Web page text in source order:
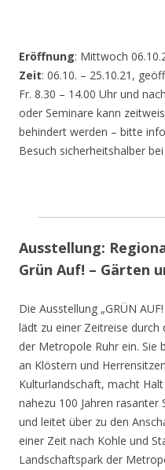
Eröffnung: Mittwoch
Zeit: 06.10. – 25.10.21,
Fr. 8.30 – 14.00 Uhr und
oder Seminare kann
behindert werden – bitte
Besuch sicherheitshalber
Ausstellung:
Grün Auf! – Gärten
Die Ausstellung „GRÜN
lädt zu einer Zeitreise durch
der Metropole Ruhr ein. Sie
an Klöstern und
Kulturlandschaft, macht
nahezu 100 Jahren rasanter
und leitet über zu den
einer Zeit nach Kohle und
Landschaftspark der